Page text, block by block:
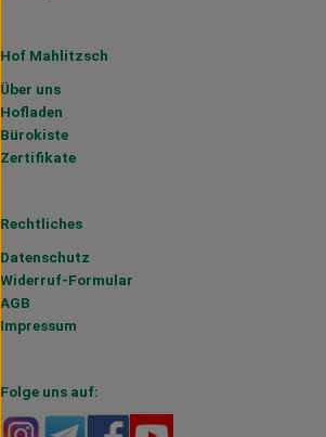
Hof Mahlitzsch
Über uns
Hofladen
Bürokiste
Zertifikate
Rechtliches
Datenschutz
Widerruf-Formular
AGB
Impressum
Folge uns auf:
Externer Link zu https://
Externer Link zu https://t.me/
Externer Link zu